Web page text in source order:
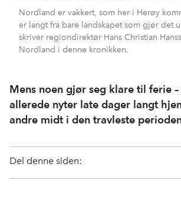
Nordland er vakkert, som her i Herøy
er langt fra bare landskapet som gjør det
skriver regiondirektør Hans Christian
Nordland i denne kronikken.
Mens noen gjør seg klare til ferie
allerede nyter late dager langt
andre midt i den travleste
Del denne siden: